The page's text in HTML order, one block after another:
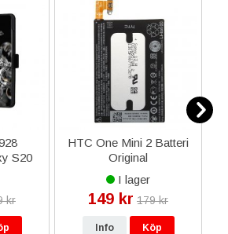
S20
-
kr
HTC One Mini 2 Batteri
Original
I lager
149 kr 179 kr
Info Köp